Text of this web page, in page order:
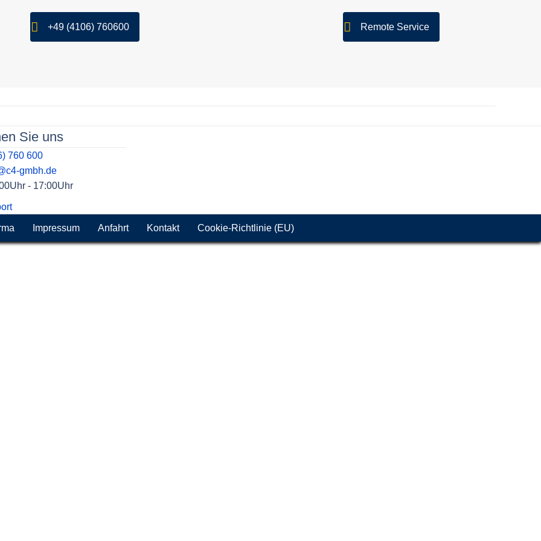
+49 (4106) 760600 Remote Service
Sie uns
760 600
gmbh.de
- 17:00Uhr
Impressum Anfahrt Kontakt Cookie-Richtlinie (EU)